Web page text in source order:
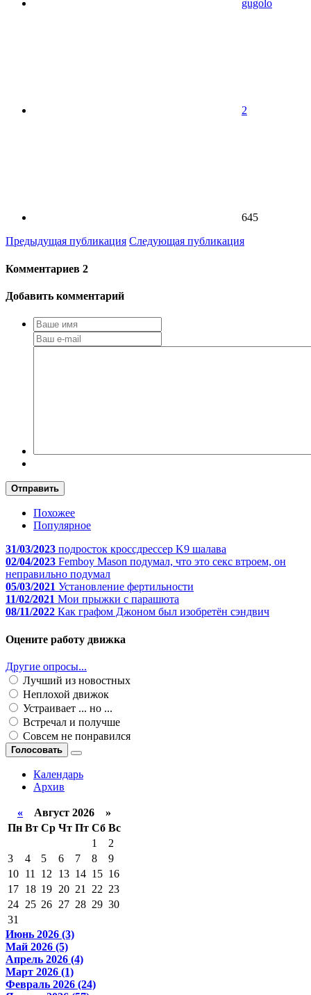
gugolo
2
645
Предыдущая публикация Следующая публикация
Комментариев 2
Добавить комментарий
Отправить
Похожее
Популярное
31/03/2023 подросток кроссдрессер K9 шалава
02/04/2023 Femboy Mason подумал, что это секс втроем, он
неправильно подумал
05/03/2021 Установление фертильности
11/02/2021 Мои прыжки с парашюта
08/11/2022 Как графом Джоном был изобретён сэндвич
Оцените работу движка
Другие опросы...
Лучший из новостных
Неплохой движок
Устраивает ... но ...
Встречал и получше
Совсем не понравился
Голосовать
Календарь
Архив
« Август 2026 »
Пн Вт Ср Чт Пт Сб Вс
1
2
3
4 5 6 7 8
9
10 11 12 13 14 15 16
17 18 19 20 21 22 23
24 25 26 27 28 29 30
31
Июнь 2026 (3)
Май 2026 (5)
Апрель 2026 (4)
Март 2026 (1)
Февраль 2026 (24)